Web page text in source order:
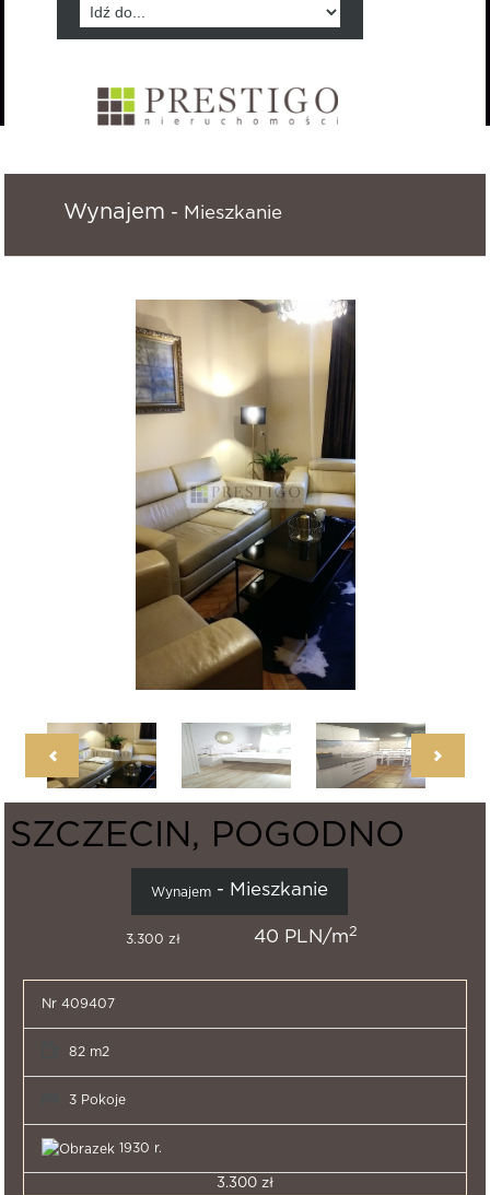
Wynajem - Mieszkanie
SZCZECIN, POGODNO
Wynajem - Mieszkanie
3.300 zł 40 PLN/m2
Nr 409407
82 m2
3 Pokoje
1930 r.
3.300 zł